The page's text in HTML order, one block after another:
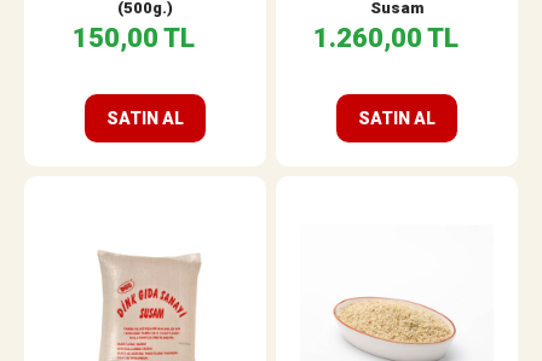
(500g.)
150,00 TL
SATIN AL
Susam
1.260,00 TL
SATIN AL